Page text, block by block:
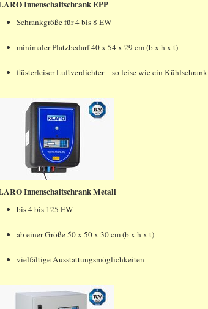
Innenschaltschrank EPP
Schrankgröße für 4 bis 8 EW
minimaler Platzbedarf 40 x 54 x 29 cm (b x h x t)
flüsterleiser Luftverdichter – so leise wie ein Kühlschrank
Innenschaltschrank Metall
bis 4 bis 125 EW
ab einer Größe 50 x 50 x 30 cm (b x h x t)
vielfältige Ausstattungsmöglichkeiten